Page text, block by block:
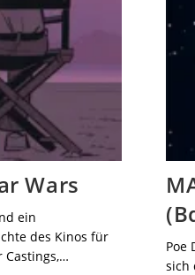
Wars
ein
des Kinos für
Castings,…
Poe
sich